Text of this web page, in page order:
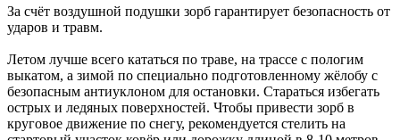
За счёт воздушной подушки зорб гарантирует безопасность от
ударов и травм.
Летом лучше всего кататься по траве, на трассе с пологим
выкатом, а зимой по специально подготовленному жёлобу с
безопасным антиуклоном для остановки. Стараться избегать
острых и ледяных поверхностей. Чтобы привести зорб в
круговое движение по снегу, рекомендуется стелить на